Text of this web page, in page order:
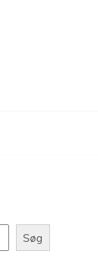
Søg